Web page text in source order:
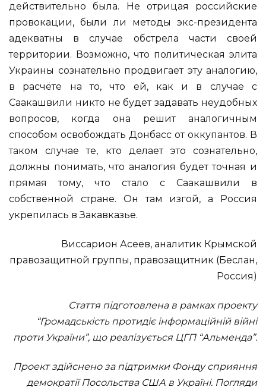
действительно была. Не отрицая российские
провокации, были ли методы экс-президента
адекватны в случае обстрела части своей
территории. Возможно, что политическая элита
Украины сознательно продвигает эту аналогию,
в расчёте на то, что ей, как и в случае с
Саакашвили никто не будет задавать неудобных
вопросов, когда она решит аналогичным
способом освобождать Донбасс от оккупантов. В
таком случае те, кто делает это сознательно,
должны понимать, что аналогия будет точная и
прямая тому, что стало с Саакашвили в
собственной стране. Он там изгой, а Россия
укрепилась в Закавказье.
Виссарион Асеев, аналитик Крымской
правозащитной группы, правозащитник (Беслан,
Россия)
Стаття підготовлена в рамках проекту
“Громадськість протидіє інформаційній війні
проти України”, що реалізується ЦГП “Альменда”.
Проект здійснено за підтримки Фонду сприяння
демократії Посольства США в Україні. Погляди